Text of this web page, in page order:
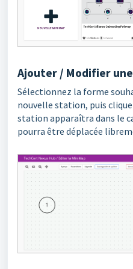
Ajouter / Modifier
Sélectionnez la forme
nouvelle station, puis
station apparaîtra dans le
pourra être déplacée